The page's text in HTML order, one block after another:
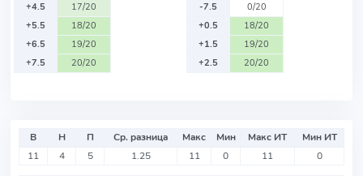
+4.5
17/20
+5.5
18/20
+6.5
19/20
+7.5
20/20
-7.5
0/20
+0.5
18/20
+1.5
19/20
+2.5
20/20
В Н П Ср. разница Макс Мин Макс ИТ
Мин ИТ
11
4 5 1.25 11 0 11 0